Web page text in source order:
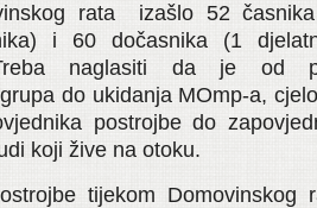
rata izašlo 52
i 60 dočasnika (1
naglasiti da je od
do ukidanja MOmp-a,
postrojbe do
koji žive na otoku.
tijekom